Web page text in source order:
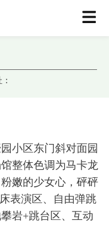
小区东门斜对面园
整体色调为马卡龙
嫩的少女心，砰砰
表演区、自由弹跳
岩+跳台区、互动